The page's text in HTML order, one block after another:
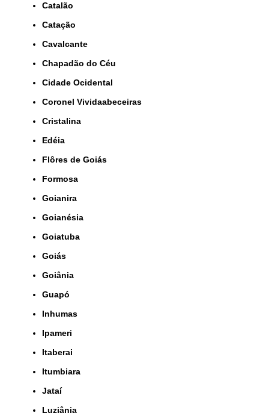
Catalão
Catação
Cavalcante
Chapadão do Céu
Cidade Ocidental
Coronel Vividaabeceiras
Cristalina
Edéia
Flôres de Goiás
Formosa
Goianira
Goianésia
Goiatuba
Goiás
Goiânia
Guapó
Inhumas
Ipameri
Itaberai
Itumbiara
Jataí
Luziânia